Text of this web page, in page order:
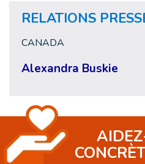
RELATIONS
CANADA
Alexandra Buskie